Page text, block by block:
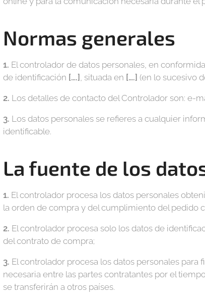
Normas generales
1. El controlador de datos personales, en
de identificación [….] , situada en [….] (en lo sucesivo
2. Los detalles de contacto del Controlador son: e-
3. Los datos personales se refieres a cualquier
identificable.
La fuente de los
1. El controlador procesa los datos personales
la orden de compra y del cumplimiento del pedido
2. El controlador procesa solo los datos de
del contrato de compra;
3. El controlador procesa los datos personales
necesaria entre las partes contratantes por el
se transferirán a otros países.